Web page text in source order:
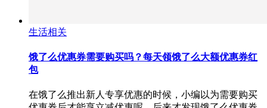
生活相关
饿了么优惠券需要购买吗？每天领饿了么大额优惠券红
包
在饿了么推出新人专享优惠的时候，小编以为需要购买